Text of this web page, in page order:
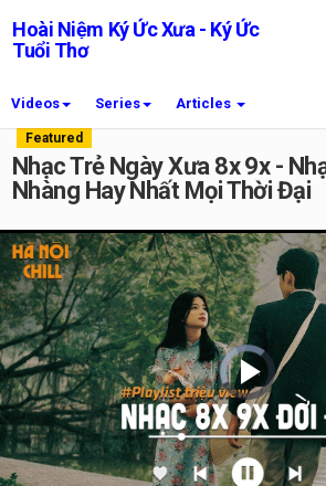
Hoài Niệm Ký Ức Xưa - Ký Ức
Tuổi Thơ
Videos Series Articles
Featured
Nhạc Trẻ Ngày Xưa 8x 9x -
Nhàng Hay Nhất Mọi Thời Đại
Video
Player
is
loading.